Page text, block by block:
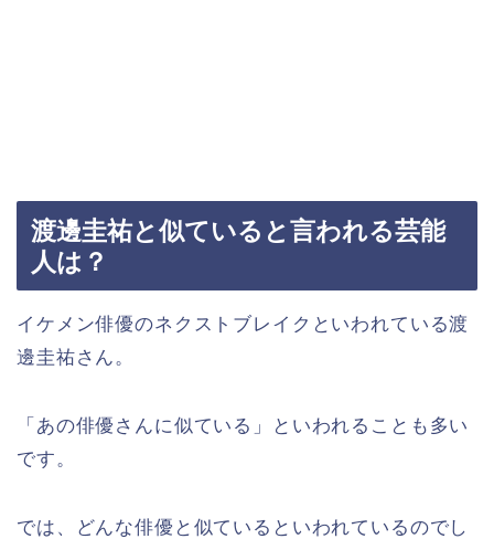
渡邊圭祐と似ていると言われる芸能
人は？
イケメン俳優のネクストブレイクといわれている渡
邊圭祐さん。
「あの俳優さんに似ている」といわれることも多い
です。
では、どんな俳優と似ているといわれているのでし